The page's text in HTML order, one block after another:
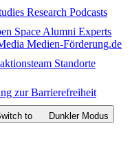
Research Podcasts
Space Alumni Experts
Medien-Förderung.de
Standorte
zur Barrierefreiheit
to DunklerModus